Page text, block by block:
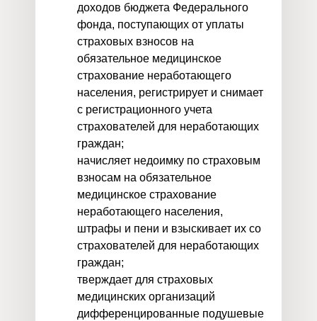
доходов бюджета Федерального
фонда, поступающих от уплаты
страховых взносов на
обязательное медицинское
страхование неработающего
населения, регистрирует и снимает
с регистрационного учета
страхователей для неработающих
граждан;
начисляет недоимку по страховым
взносам на обязательное
медицинское страхование
неработающего населения,
штрафы и пени и взыскивает их со
страхователей для неработающих
граждан;
тверждает для страховых
медицинских организаций
дифференцированные подушевые